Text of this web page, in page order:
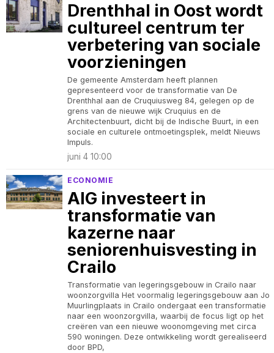
Drenthhal in Oost wordt
cultureel centrum ter
verbetering van sociale
voorzieningen
De gemeente Amsterdam heeft plannen
gepresenteerd voor de transformatie van De
Drenthhal aan de Cruquiusweg 84, gelegen op de
grens van de nieuwe wijk Cruquius en de
Architectenbuurt, dicht bij de Indische Buurt, in een
sociale en culturele ontmoetingsplek, meldt Nieuws
Impuls.
juni 4 10:00
ECONOMIE
AIG investeert in
transformatie van
kazerne naar
seniorenhuisvesting in
Crailo
Transformatie van legeringsgebouw in Crailo naar
woonzorgvilla Het voormalig legeringsgebouw aan Jo
Muurlingplaats in Crailo ondergaat een transformatie
naar een woonzorgvilla, waarbij de focus ligt op het
creëren van een nieuwe woonomgeving met circa
590 woningen. Deze ontwikkeling wordt gerealiseerd
door BPD,